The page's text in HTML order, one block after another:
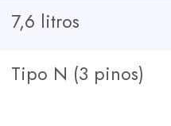
7,6 litros
Tipo N (3 pinos)